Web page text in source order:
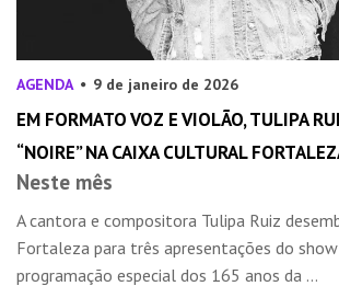
AGENDA 9 de janeiro de 2026
EM FORMATO VOZ E VIOLÃO, TULIPA
“NOIRE” NA CAIXA CULTURAL
Neste mês
A cantora e compositora Tulipa Ruiz
Fortaleza para três apresentações do
programação especial dos 165 anos da ...